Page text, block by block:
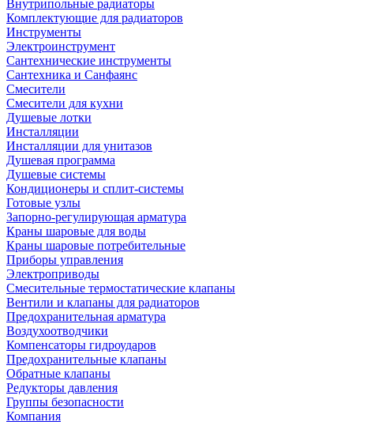
Внутрипольные радиаторы
Комплектующие для радиаторов
Инструменты
Электроинструмент
Сантехнические инструменты
Сантехника и Санфаянс
Смесители
Смесители для кухни
Душевые лотки
Инсталляции
Инсталляции для унитазов
Душевая программа
Душевые системы
Кондиционеры и сплит-системы
Готовые узлы
Запорно-регулирующая арматура
Краны шаровые для воды
Краны шаровые потребительные
Приборы управления
Электроприводы
Смесительные термостатические клапаны
Вентили и клапаны для радиаторов
Предохранительная арматура
Воздухоотводчики
Компенсаторы гидроударов
Предохранительные клапаны
Обратные клапаны
Редукторы давления
Группы безопасности
Компания